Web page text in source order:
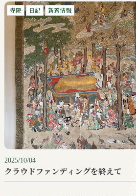
寺院 日記 新着情報
2025/10/04
クラウドファンディングを終えて